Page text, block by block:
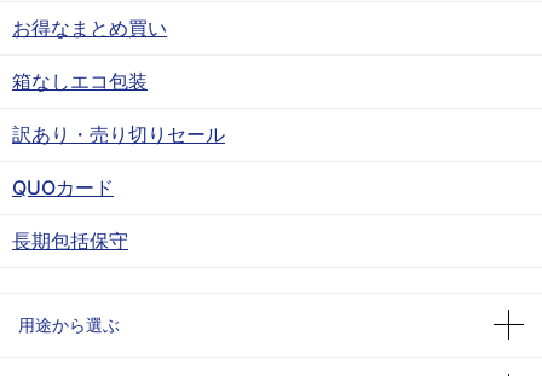
お得なまとめ買い
箱なしエコ包装
訳あり・売り切りセール
QUOカード
長期包括保守
用途から選ぶ